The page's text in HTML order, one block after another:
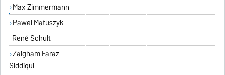
Max Zimmermann
Pawel Matuszyk
René Schult
Zaigham Faraz
Siddiqui